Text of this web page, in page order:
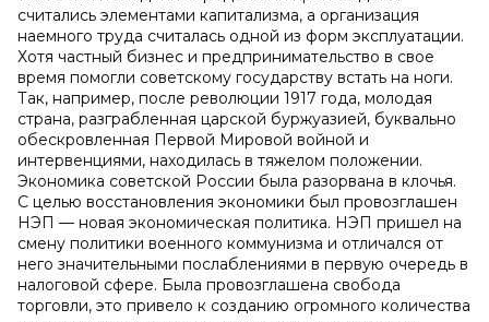
считались элементами капитализма, а организация
наемного труда считалась одной из форм эксплуатации.
Хотя частный бизнес и предпринимательство в свое
время помогли советскому государству встать на ноги.
Так, например, после революции 1917 года, молодая
страна, разграбленная царской буржуазией, буквально
обескровленная Первой Мировой войной и
интервенциями, находилась в тяжелом положении.
Экономика советской России была разорвана в клочья.
С целью восстановления экономики был провозглашен
НЭП — новая экономическая политика. НЭП пришел на
смену политики военного коммунизма и отличался от
него значительными послаблениями в первую очередь в
налоговой сфере. Была провозглашена свобода
торговли, это привело к созданию огромного количества